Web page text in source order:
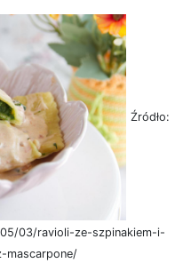
Źródło:
03/ravioli-ze-szpinakiem-i-
mascarpone/